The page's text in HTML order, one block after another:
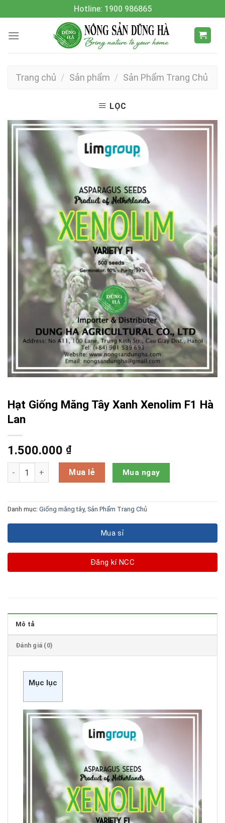
to
content
Hotline: 1900 986865
Trang chủ / Sản phẩm / Sản Phẩm Trang Chủ
LỌC
Hạt Giống Măng Tây Xanh Xenolim F1 Hà
Lan
1.500.000 ₫
Hạt Giống Măng Tây Xanh Xenolim F1 Hà Lan số lượng
Mua lẻ Mua ngay
Danh mục: Giống măng tây, Sản Phẩm Trang Chủ
Mua sỉ
Đăng kí NCC
Mô tả
Đánh giá (0)
Mục lục